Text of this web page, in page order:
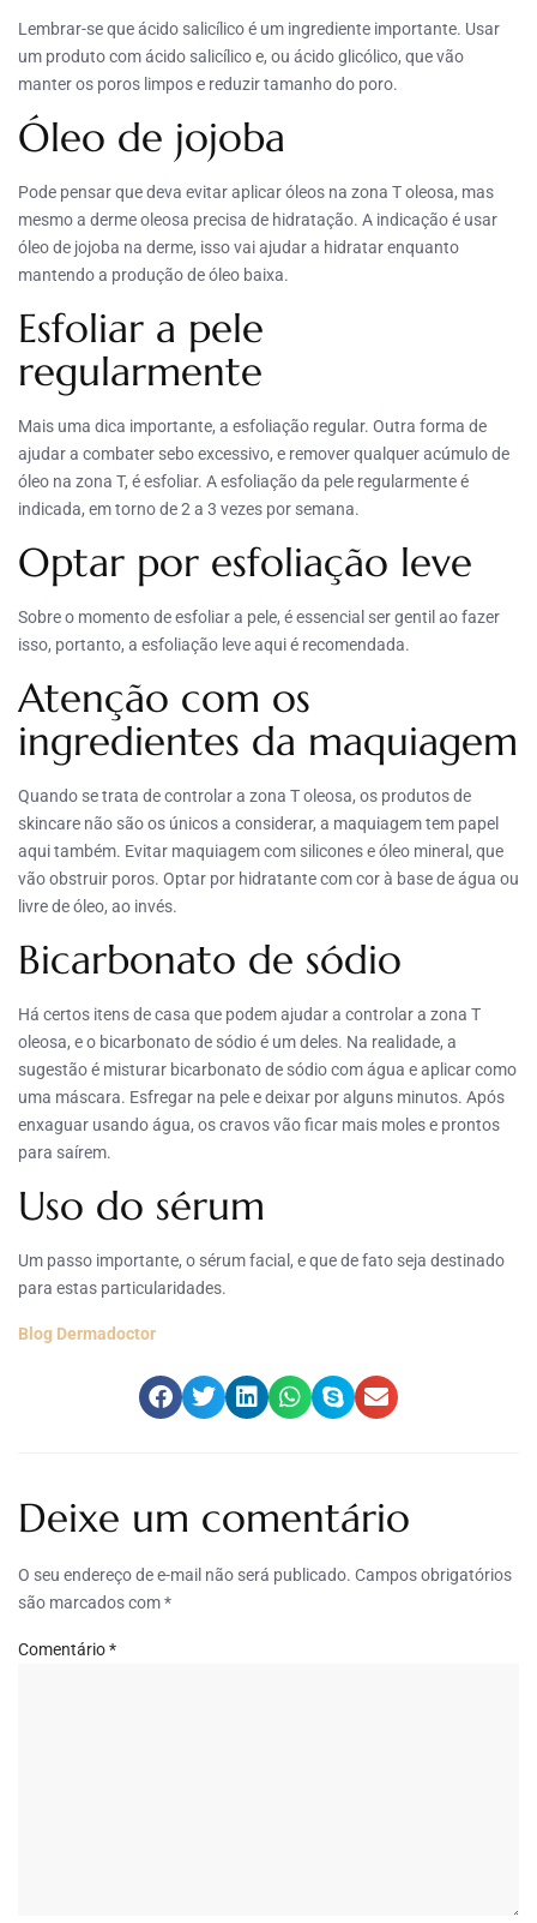
Lembrar-se que ácido salicílico é um ingrediente importante. Usar
um produto com ácido salicílico e, ou ácido glicólico, que vão
manter os poros limpos e reduzir tamanho do poro.
Óleo de jojoba
Pode pensar que deva evitar aplicar óleos na zona T oleosa, mas
mesmo a derme oleosa precisa de hidratação. A indicação é usar
óleo de jojoba na derme, isso vai ajudar a hidratar enquanto
mantendo a produção de óleo baixa.
Esfoliar a pele
regularmente
Mais uma dica importante, a esfoliação regular. Outra forma de
ajudar a combater sebo excessivo, e remover qualquer acúmulo de
óleo na zona T, é esfoliar. A esfoliação da pele regularmente é
indicada, em torno de 2 a 3 vezes por semana.
Optar por esfoliação leve
Sobre o momento de esfoliar a pele, é essencial ser gentil ao fazer
isso, portanto, a esfoliação leve aqui é recomendada.
Atenção com os
ingredientes da maquiagem
Quando se trata de controlar a zona T oleosa, os produtos de
skincare não são os únicos a considerar, a maquiagem tem papel
aqui também. Evitar maquiagem com silicones e óleo mineral, que
vão obstruir poros. Optar por hidratante com cor à base de água ou
livre de óleo, ao invés.
Bicarbonato de sódio
Há certos itens de casa que podem ajudar a controlar a zona T
oleosa, e o bicarbonato de sódio é um deles. Na realidade, a
sugestão é misturar bicarbonato de sódio com água e aplicar como
uma máscara. Esfregar na pele e deixar por alguns minutos. Após
enxaguar usando água, os cravos vão ficar mais moles e prontos
para saírem.
Uso do sérum
Um passo importante, o sérum facial, e que de fato seja destinado
para estas particularidades.
Blog Dermadoctor
Deixe um comentário
O seu endereço de e-mail não será publicado. Campos obrigatórios
são marcados com*
Comentário*